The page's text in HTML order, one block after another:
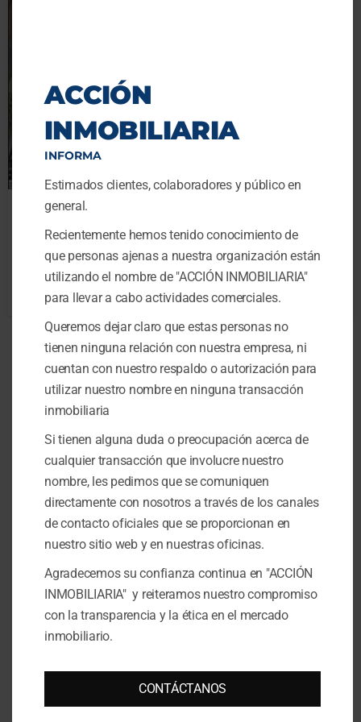
Venta Oficina Centro Bogotá
$210,000,000
baño 69.45
Oficina
En venta Oficina
Powered byEstatik
Contact Center
ACCIÓN INMOBILIARIA
ACCIÓN
INMOBILIARIA
INFORMA
Estimados clientes, colaboradores y público en
general.
Recientemente hemos tenido conocimiento de
que personas ajenas a nuestra organización están
utilizando el nombre de "ACCIÓN INMOBILIARIA"
para llevar a cabo actividades comerciales.
Queremos dejar claro que estas personas no
tienen ninguna relación con nuestra empresa, ni
cuentan con nuestro respaldo o autorización para
utilizar nuestro nombre en ninguna transacción
inmobiliaria
Si tienen alguna duda o preocupación acerca de
cualquier transacción que involucre nuestro
nombre, les pedimos que se comuniquen
directamente con nosotros a través de los canales
de contacto oficiales que se proporcionan en
nuestro sitio web y en nuestras oficinas.
Agradecemos su confianza continua en "ACCIÓN
INMOBILIARIA" y reiteramos nuestro compromiso
con la transparencia y la ética en el mercado
inmobiliario.
CONTÁCTANOS